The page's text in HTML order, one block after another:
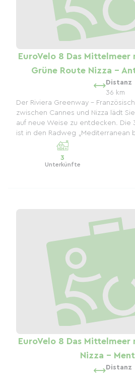
EuroVelo 8 Das
Grüne Route Nizza –
Distanz
36 km
Der Riviera Greenway –
zwischen Cannes und Nizza lädt
auf neue Weise zu entdecken. Die
ist in den Radweg „Mediterranean
3
Unterkünfte
EuroVelo 8 Das
Nizza –
Distanz